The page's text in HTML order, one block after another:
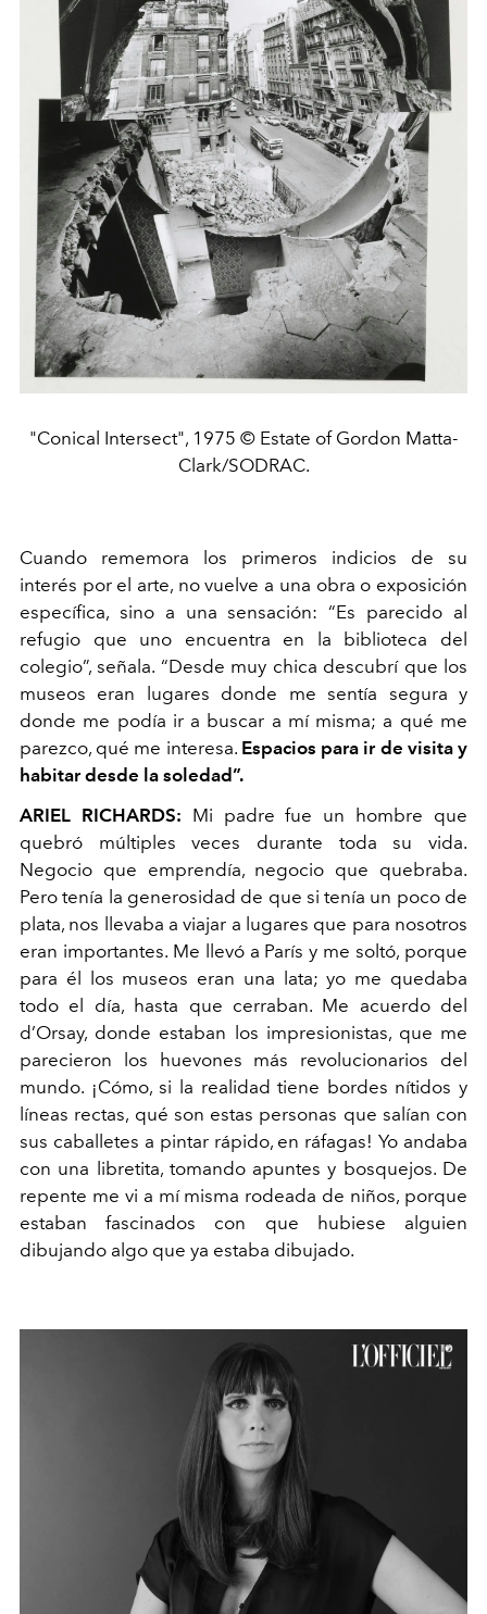
"Conical Intersect", 1975 © Estate of Gordon Matta-
Clark/SODRAC.
Cuando rememora los primeros indicios de su
interés por el arte, no vuelve a una obra o exposición
específica, sino a una sensación: “Es parecido al
refugio que uno encuentra en la biblioteca del
colegio”, señala. “Desde muy chica descubrí que los
museos eran lugares donde me sentía segura y
donde me podía ir a buscar a mí misma; a qué me
parezco, qué me interesa. Espacios para ir de visita y
habitar desde la soledad”.
ARIEL RICHARDS: Mi padre fue un hombre que
quebró múltiples veces durante toda su vida.
Negocio que emprendía, negocio que quebraba.
Pero tenía la generosidad de que si tenía un poco de
plata, nos llevaba a viajar a lugares que para nosotros
eran importantes. Me llevó a París y me soltó, porque
para él los museos eran una lata; yo me quedaba
todo el día, hasta que cerraban. Me acuerdo del
d’Orsay, donde estaban los impresionistas, que me
parecieron los huevones más revolucionarios del
mundo. ¡Cómo, si la realidad tiene bordes nítidos y
líneas rectas, qué son estas personas que salían con
sus caballetes a pintar rápido, en ráfagas! Yo andaba
con una libretita, tomando apuntes y bosquejos. De
repente me vi a mí misma rodeada de niños, porque
estaban fascinados con que hubiese alguien
dibujando algo que ya estaba dibujado.